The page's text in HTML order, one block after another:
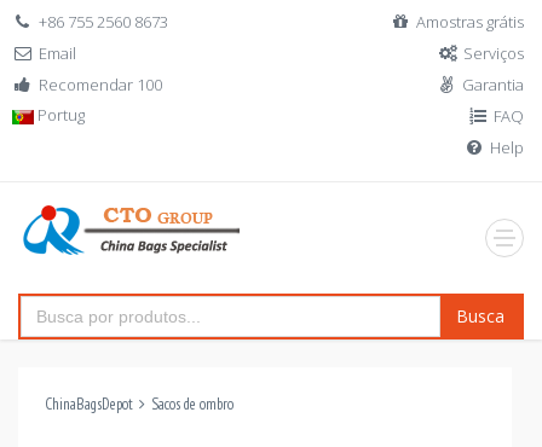
+86 755 2560 8673
Email
Recomendar 100
Portug
Amostras grátis
Serviços
Garantia
FAQ
Help
Busca
ChinaBagsDepot Sacos de ombro